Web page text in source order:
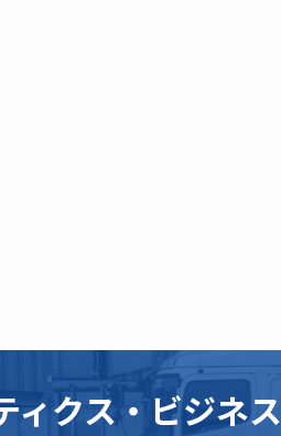
ィクス・ビジネス